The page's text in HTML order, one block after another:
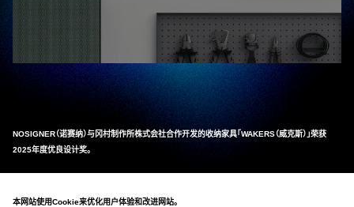
NOSIGNER（诺赛纳）与冈村制作所株式会社合作开发的收纳家具「WAKERS（威克斯）」荣获
2025年度优良设计奖。
将办公空间中装饰艺术品所拥有的本来力量重新定义为提高人的创造力，目标是设计出能让每个
本网站使用Cookie来优化用户体验和改进网站。